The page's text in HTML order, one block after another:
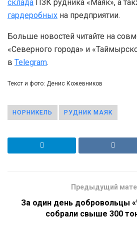
склада ПЗК рудника «Маяк», а
гардеробных на предприятии.
Больше новостей читайте на
«Северного города» и
в Telegram.
Текст и фото: Денис Кожевников
НОРНИКЕЛЬ РУДНИК МАЯК
Предыдущий
За один день добровольцы
собрали свыше 300